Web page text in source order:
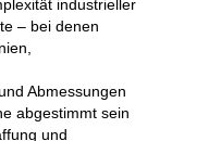
industrieller
– bei denen
Abmessungen
abgestimmt sein
und